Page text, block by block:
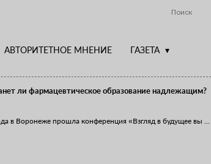
Поиск
АВТОРИТЕТНОЕ МНЕНИЕ ГАЗЕТА
ли фармацевтическое образование надлежащим?
в Воронеже прошла конференция «Взгляд в будущее вы